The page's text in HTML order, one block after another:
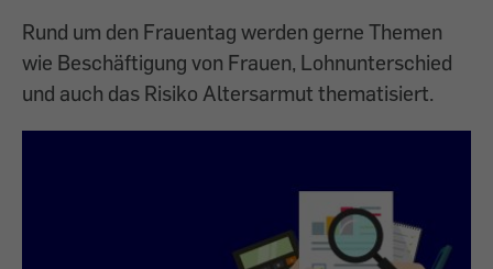
Rund um den Frauentag werden gerne Themen
wie Beschäftigung von Frauen, Lohnunterschied
und auch das Risiko Altersarmut thematisiert.